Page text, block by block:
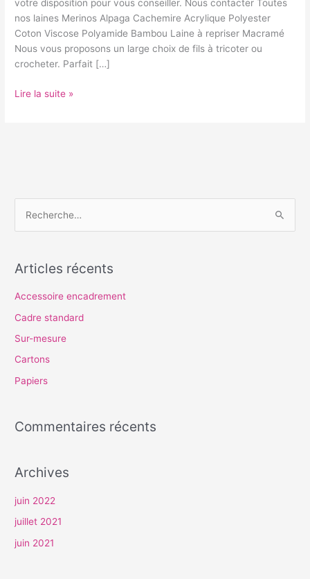
votre disposition pour vous conseiller. Nous contacter Toutes
nos laines Merinos Alpaga Cachemire Acrylique Polyester
Coton Viscose Polyamide Bambou Laine à repriser Macramé
Nous vous proposons un large choix de fils à tricoter ou
crocheter. Parfait […]
Lire la suite »
h
e
r
r
:
Articles récents
Accessoire encadrement
Cadre standard
Sur-mesure
Cartons
Papiers
Commentaires récents
Archives
juin 2022
juillet 2021
juin 2021